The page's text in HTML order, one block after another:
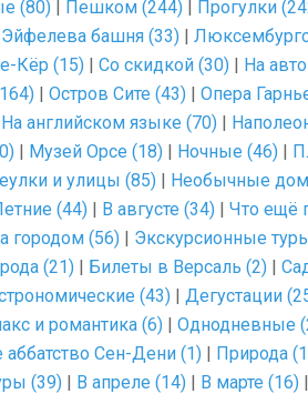
(80) | Пешком (244) | Прогулки
Эйфелева башня (33) |
Кёр (15) | Со скидкой (30) | На
| Остров Сите (43) | Опера
На английском языке (70) |
| Музей Орсе (18) | Ночные (46) |
и улицы (85) | Необычные
(44) | В августе (34) | Что ещё
городом (56) | Экскурсионные
(21) | Билеты в Версаль (2) |
(43) | Дегустации
и романтика (6) | Однодневные
аббатство Сен-Дени (1) | Природа
(39) | В апреле (14) | В марте (16) |